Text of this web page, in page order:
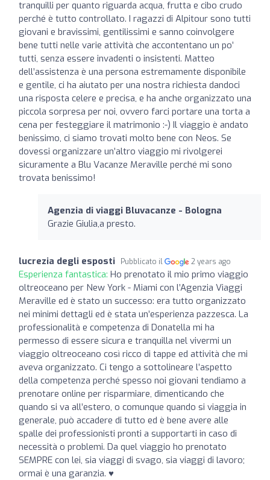
tranquilli per quanto riguarda acqua, frutta e cibo crudo
perché è tutto controllato. I ragazzi di Alpitour sono tutti
giovani e bravissimi, gentilissimi e sanno coinvolgere
bene tutti nelle varie attività che accontentano un po’
tutti, senza essere invadenti o insistenti. Matteo
dell’assistenza è una persona estremamente disponibile
e gentile, ci ha aiutato per una nostra richiesta dandoci
una risposta celere e precisa, e ha anche organizzato una
piccola sorpresa per noi, ovvero farci portare una torta a
cena per festeggiare il matrimonio :-) Il viaggio è andato
benissimo, ci siamo trovati molto bene con Neos. Se
dovessi organizzare un’altro viaggio mi rivolgerei
sicuramente a Blu Vacanze Meraville perché mi sono
trovata benissimo!
Agenzia di viaggi Bluvacanze - Bologna
Grazie Giulia,a presto.
lucrezia degli esposti Pubblicato il 2 years ago
Esperienza fantastica: Ho prenotato il mio primo viaggio
oltreoceano per New York - Miami con l’Agenzia Viaggi
Meraville ed è stato un successo: era tutto organizzato
nei minimi dettagli ed è stata un’esperienza pazzesca. La
professionalità e competenza di Donatella mi ha
permesso di essere sicura e tranquilla nel vivermi un
viaggio oltreoceano così ricco di tappe ed attività che mi
aveva organizzato. Ci tengo a sottolineare l’aspetto
della competenza perché spesso noi giovani tendiamo a
prenotare online per risparmiare, dimenticando che
quando si va all’estero, o comunque quando si viaggia in
generale, può accadere di tutto ed è bene avere alle
spalle dei professionisti pronti a supportarti in caso di
necessità o problemi. Da quel viaggio ho prenotato
SEMPRE con lei, sia viaggi di svago, sia viaggi di lavoro;
ormai è una garanzia. ♥️